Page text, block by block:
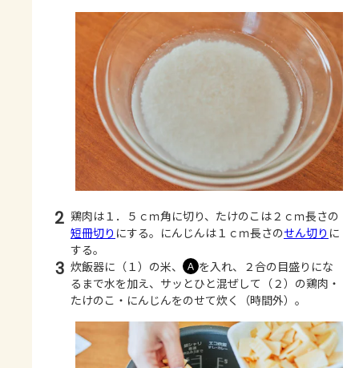
2 鶏肉は１．５ｃｍ角に切り、たけのこは２ｃｍ長さの
短冊切り にする。にんじんは１ｃｍ長さのせん切り に
する。
3 炊飯器に（１）の米、 Ａ を入れ、２合の目盛りにな
るまで水を加え、サッとひと混ぜして（２）の鶏肉・
たけのこ・にんじんをのせて炊く（時間外）。